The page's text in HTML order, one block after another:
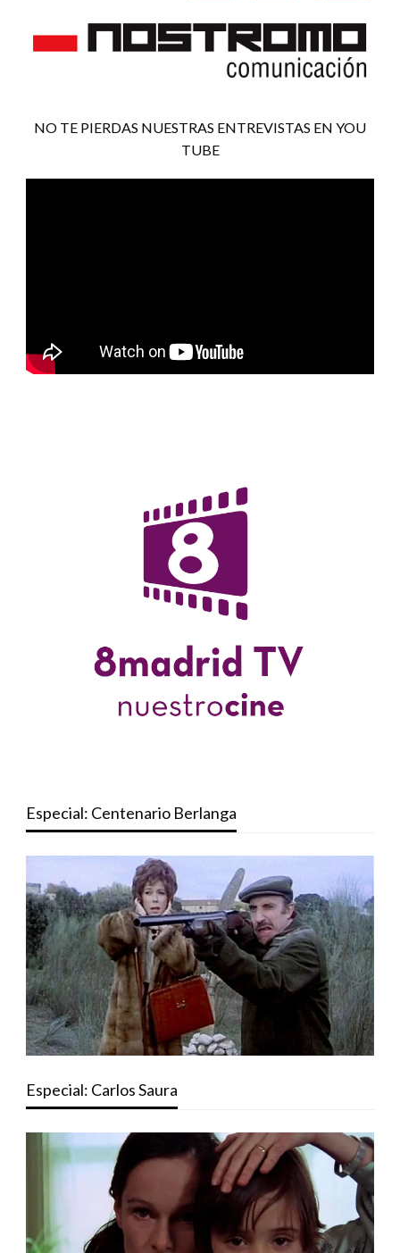
NO TE PIERDAS NUESTRAS ENTREVISTAS EN YOU
TUBE
Especial: Centenario Berlanga
Especial: Carlos Saura